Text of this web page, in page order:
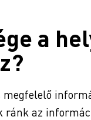
a
az